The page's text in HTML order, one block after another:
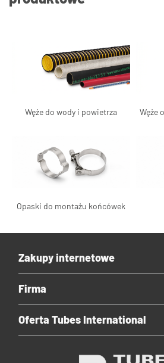
Węże do wody i powietrza Węże
Opaski do montażu końcówek
Zakupy internetowe
Firma
Oferta Tubes International